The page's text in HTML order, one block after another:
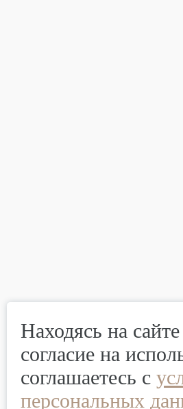
Находясь на
согласие на
соглашаетесь с
персональных